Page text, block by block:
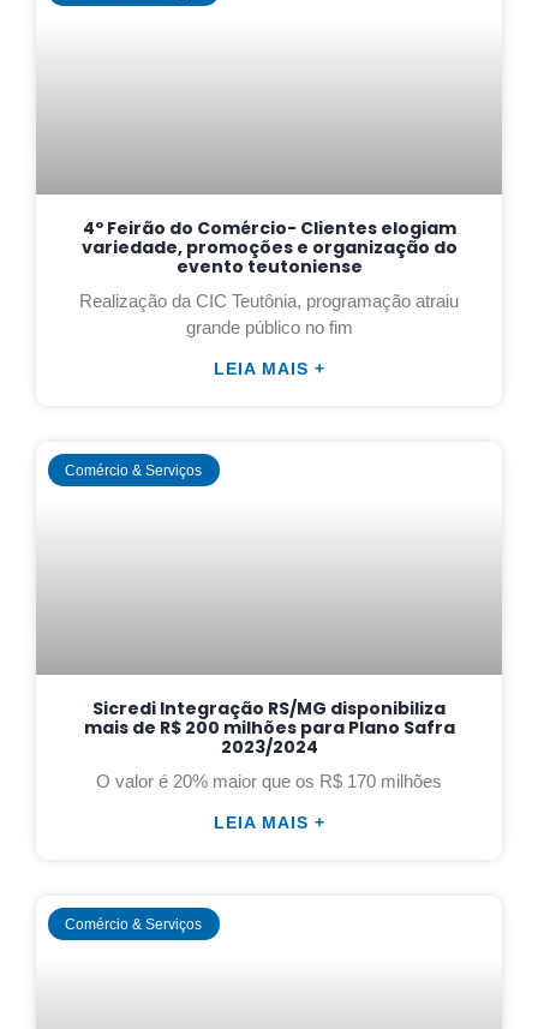
4º Feirão do Comércio- Clientes elogiam
variedade, promoções e organização do
evento teutoniense
Realização da CIC Teutônia, programação atraiu
grande público no fim
LEIA MAIS +
Comércio & Serviços
Sicredi Integração RS/MG disponibiliza
mais de R$ 200 milhões para Plano Safra
2023/2024
O valor é 20% maior que os R$ 170 milhões
LEIA MAIS +
Comércio & Serviços